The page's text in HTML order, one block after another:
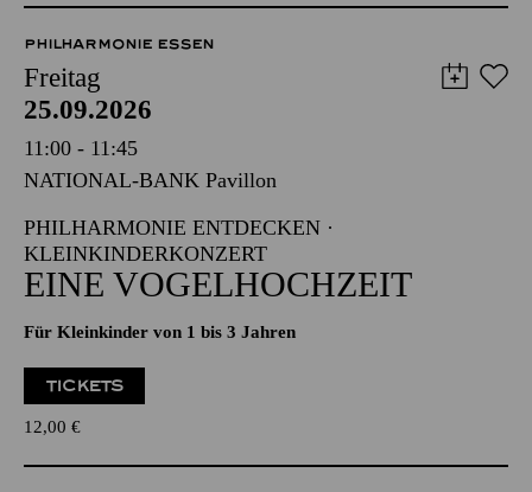
PHILHARMONIE ESSEN
Freitag
25.09.2026
11:00 - 11:45
NATIONAL-BANK Pavillon
PHILHARMONIE ENTDECKEN ·
KLEINKINDERKONZERT
EINE VOGELHOCHZEIT
Für Kleinkinder von 1 bis 3 Jahren
TICKETS
12,00 €